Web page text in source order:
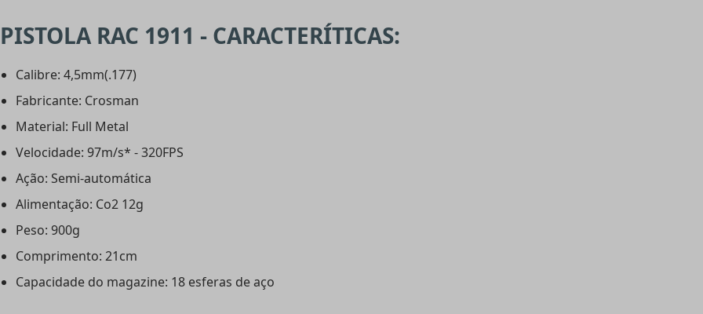
PISTOLA RAC 1911 - CARACTERÍTICAS:
Calibre: 4,5mm(.177)
Fabricante: Crosman
Material: Full Metal
Velocidade: 97m/s* - 320FPS
Ação: Semi-automática
Alimentação: Co2 12g
Peso: 900g
Comprimento: 21cm
Capacidade do magazine: 18 esferas de aço